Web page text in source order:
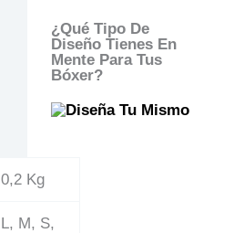
¿Qué Tipo De
Diseño Tienes En
Mente Para Tus
Bóxer?
0,2 Kg
L, M, S,